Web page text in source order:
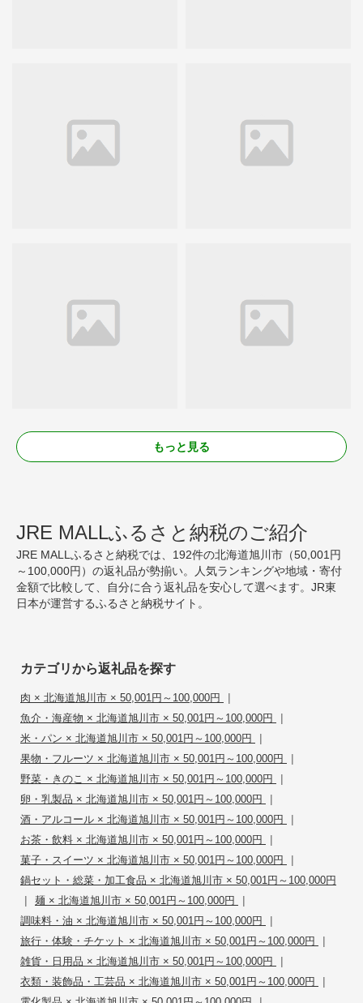
もっと見る
JRE MALLふるさと納税のご紹介
JRE MALLふるさと納税では、192件の北海道旭川市（50,001円
～100,000円）の返礼品が勢揃い。人気ランキングや地域・寄付
金額で比較して、自分に合う返礼品を安心して選べます。JR東
日本が運営するふるさと納税サイト。
カテゴリから返礼品を探す
肉 × 北海道旭川市 × 50,001円～100,000円 |
魚介・海産物 × 北海道旭川市 × 50,001円～100,000円 |
米・パン × 北海道旭川市 × 50,001円～100,000円 |
果物・フルーツ × 北海道旭川市 × 50,001円～100,000円 |
野菜・きのこ × 北海道旭川市 × 50,001円～100,000円 |
卵・乳製品 × 北海道旭川市 × 50,001円～100,000円 |
酒・アルコール × 北海道旭川市 × 50,001円～100,000円 |
お茶・飲料 × 北海道旭川市 × 50,001円～100,000円 |
菓子・スイーツ × 北海道旭川市 × 50,001円～100,000円 |
鍋セット・総菜・加工食品 × 北海道旭川市 × 50,001円～100,000円
| 麺 × 北海道旭川市 × 50,001円～100,000円 |
調味料・油 × 北海道旭川市 × 50,001円～100,000円 |
旅行・体験・チケット × 北海道旭川市 × 50,001円～100,000円 |
雑貨・日用品 × 北海道旭川市 × 50,001円～100,000円 |
衣類・装飾品・工芸品 × 北海道旭川市 × 50,001円～100,000円 |